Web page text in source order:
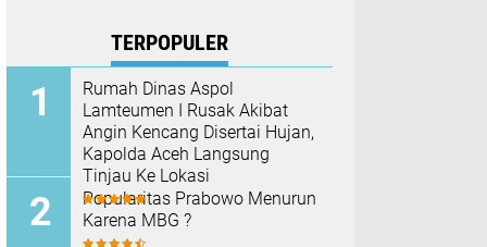
TERPOPULER
Rumah Dinas Aspol
Lamteumen I Rusak Akibat
Angin Kencang Disertai Hujan,
Kapolda Aceh Langsung
Tinjau Ke Lokasi
Popularitas Prabowo Menurun
Karena MBG ?